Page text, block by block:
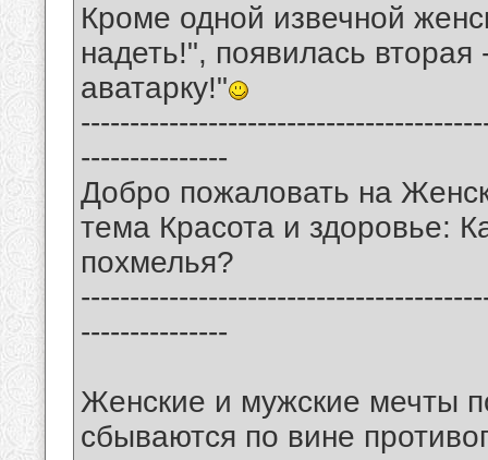
Кроме одной извечной
надеть!", появилась
аватарку!"
---------------
Добро пожаловать на
тема Красота и здоровье:
похмелья?
---------------
Женские и мужские мечты
сбываются по вине